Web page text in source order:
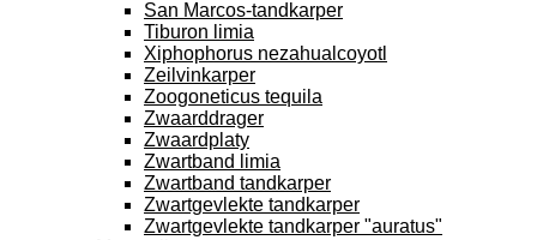
San Marcos-tandkarper
Tiburon limia
Xiphophorus nezahualcoyotl
Zeilvinkarper
Zoogoneticus tequila
Zwaarddrager
Zwaardplaty
Zwartband limia
Zwartband tandkarper
Zwartgevlekte tandkarper
Zwartgevlekte tandkarper "auratus"